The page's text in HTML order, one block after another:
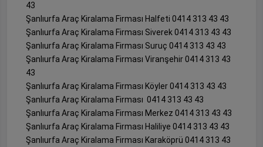
43
Şanlıurfa Araç Kiralama Firması Halfeti 0414 313 43 43
Şanlıurfa Araç Kiralama Firması Siverek 0414 313 43 43
Şanlıurfa Araç Kiralama Firması Suruç 0414 313 43 43
Şanlıurfa Araç Kiralama Firması Viranşehir 0414 313 43
43
Şanlıurfa Araç Kiralama Firması Köyler 0414 313 43 43
Şanlıurfa Araç Kiralama Firması 0414 313 43 43
Şanlıurfa Araç Kiralama Firması Merkez 0414 313 43 43
Şanlıurfa Araç Kiralama Firması Haliliye 0414 313 43 43
Şanlıurfa Araç Kiralama Firması Karaköprü 0414 313 43